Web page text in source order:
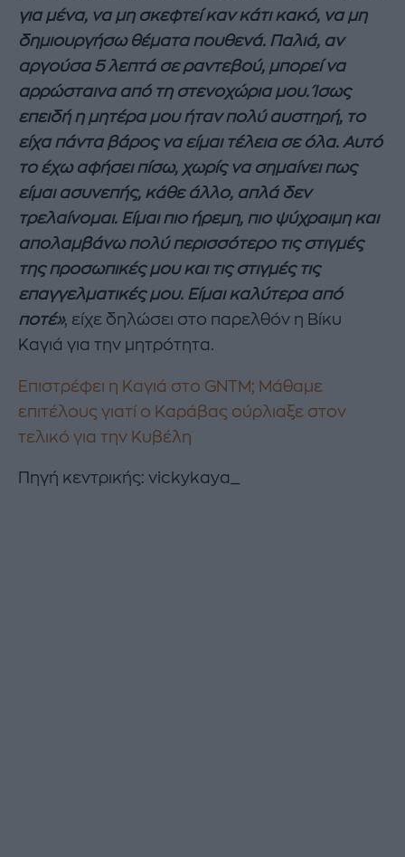
για μένα, να μη σκεφτεί καν κάτι κακό, να μη
δημιουργήσω θέματα πουθενά. Παλιά, αν
αργούσα 5 λεπτά σε ραντεβού, μπορεί να
αρρώσταινα από τη στενοχώρια μου. Ίσως
επειδή η μητέρα μου ήταν πολύ αυστηρή, το
είχα πάντα βάρος να είμαι τέλεια σε όλα. Αυτό
το έχω αφήσει πίσω, χωρίς να σημαίνει πως
είμαι ασυνεπής, κάθε άλλο, απλά δεν
τρελαίνομαι. Είμαι πιο ήρεμη, πιο ψύχραιμη και
απολαμβάνω πολύ περισσότερο τις στιγμές
της προσωπικές μου και τις στιγμές τις
επαγγελματικές μου. Είμαι καλύτερα από
ποτέ», είχε δηλώσει στο παρελθόν η Βίκυ
Καγιά για την μητρότητα.
Επιστρέφει η Καγιά στο GNTM; Μάθαμε
επιτέλους γιατί ο Καράβας ούρλιαξε στον
τελικό για την Κυβέλη
Πηγή κεντρικής: vickykaya_